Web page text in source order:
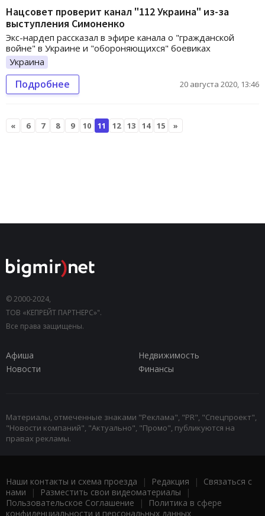
Нацсовет проверит канал "112 Украина" из-за
выступления Симоненко
Экс-нардеп рассказал в эфире канала о "гражданской
войне" в Украине и "обороняющихся" боевиках
Украина
Подробнее 20 августа 2020, 13:46
« 6 7 8 9 10 11 12 13 14 15 »
© 2000-2024,
ТОВ «КЕПРЕЙТ ПАРТНЕРС»".
Все права защищены.
Афиша
Недвижимость
Новости
Финансы
Материалы, отмеченные знаками "Реклама", "PR", "Спецпроект",
"Новости компаний", "Актуально", "Промо", публикуются на
правах рекламы.
Наши контакты и схема проезда | Редакция | Связаться с
нами | Разместить свои видеоматериалы |
Пользовательское Соглашение |
Политика в сфере
конфиденциальности и персональных данных